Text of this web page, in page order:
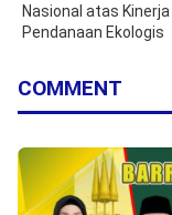
Nasional atas Kinerja
Pendanaan Ekologis
COMMENT